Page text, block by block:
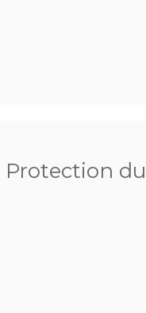
Protection